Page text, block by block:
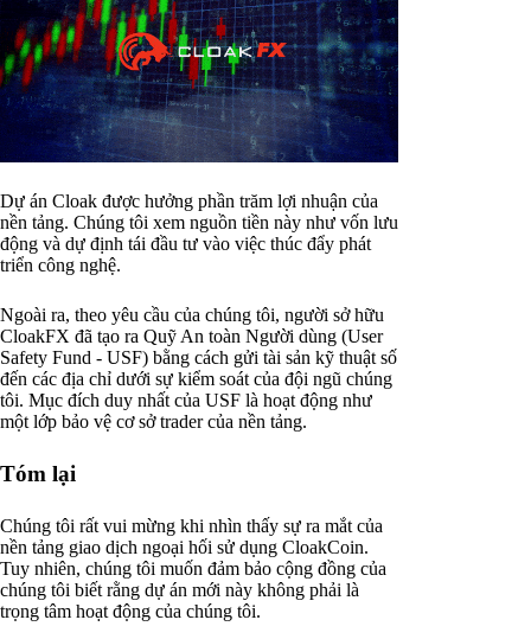
Dự án Cloak được hưởng phần trăm lợi nhuận của
nền tảng. Chúng tôi xem nguồn tiền này như vốn lưu
động và dự định tái đầu tư vào việc thúc đẩy phát
triển công nghệ.
Ngoài ra, theo yêu cầu của chúng tôi, người sở hữu
CloakFX đã tạo ra Quỹ An toàn Người dùng (User
Safety Fund - USF) bằng cách gửi tài sản kỹ thuật số
đến các địa chỉ dưới sự kiểm soát của đội ngũ chúng
tôi. Mục đích duy nhất của USF là hoạt động như
một lớp bảo vệ cơ sở trader của nền tảng.
Tóm lại
Chúng tôi rất vui mừng khi nhìn thấy sự ra mắt của
nền tảng giao dịch ngoại hối sử dụng CloakCoin.
Tuy nhiên, chúng tôi muốn đảm bảo cộng đồng của
chúng tôi biết rằng dự án mới này không phải là
trọng tâm hoạt động của chúng tôi.